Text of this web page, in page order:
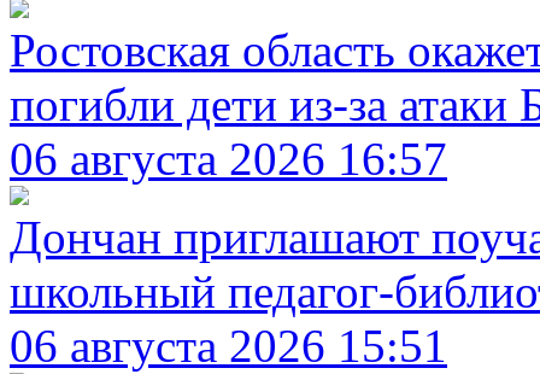
Ростовская область
погибли дети из-за
06 августа 2026 16:57
Дончан приглашают
школьный педагог-
06 августа 2026 15:51